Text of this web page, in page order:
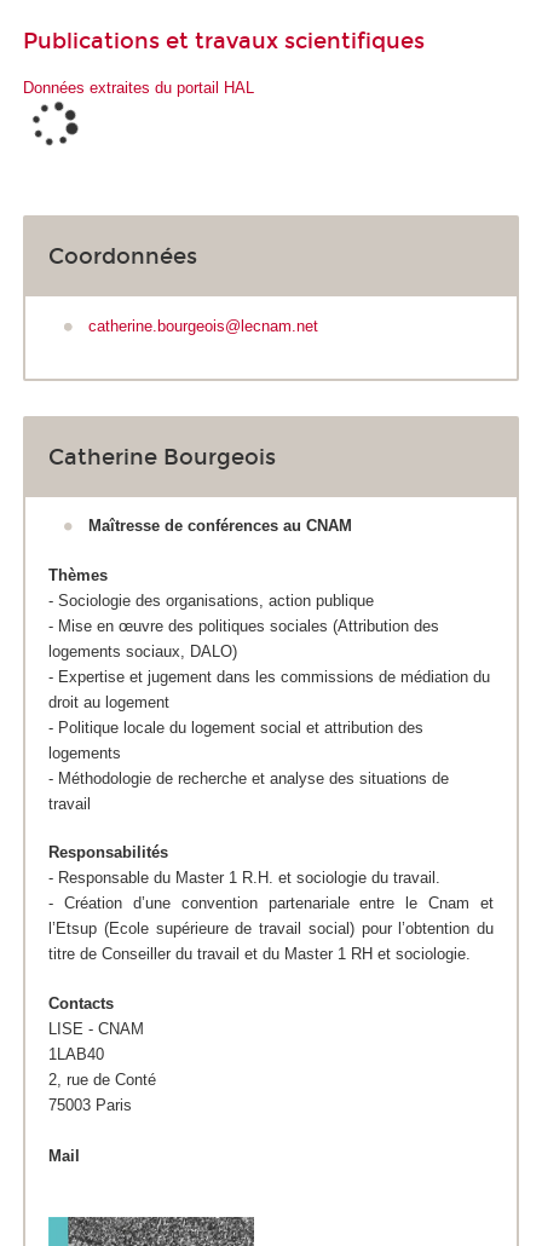
Publications et travaux scientifiques
Données extraites du portail HAL
Coordonnées
catherine.bourgeois@lecnam.net
Catherine Bourgeois
Maîtresse de conférences au CNAM
Thèmes
- Sociologie des organisations, action publique
- Mise en œuvre des politiques sociales (Attribution des
logements sociaux, DALO)
- Expertise et jugement dans les commissions de médiation du
droit au logement
- Politique locale du logement social et attribution des
logements
- Méthodologie de recherche et analyse des situations de
travail
Responsabilités
- Responsable du Master 1 R.H. et sociologie du travail.
- Création d’une convention partenariale entre le Cnam et
l’Etsup (Ecole supérieure de travail social) pour l’obtention du
titre de Conseiller du travail et du Master 1 RH et sociologie.
Contacts
LISE - CNAM
1LAB40
2, rue de Conté
75003 Paris
Mail